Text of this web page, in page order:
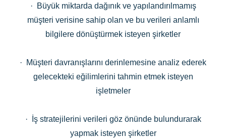
· Büyük miktarda dağınık ve yapılandırılmamış
müşteri verisine sahip olan ve bu verileri anlamlı
bilgilere dönüştürmek isteyen şirketler
· Müşteri davranışlarını derinlemesine analiz ederek
gelecekteki eğilimlerini tahmin etmek isteyen
işletmeler
· İş stratejilerini verileri göz önünde bulundurarak
yapmak isteyen şirketler